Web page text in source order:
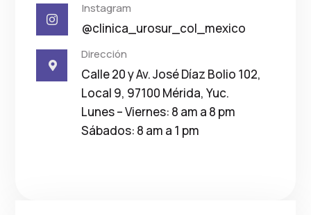

Instagram
@clinica_urosur_col_mexico

Dirección
Calle 20 y Av. José Díaz Bolio 102,
Local 9, 97100 Mérida, Yuc.
Lunes – Viernes: 8 am a 8 pm
Sábados: 8 am a 1 pm